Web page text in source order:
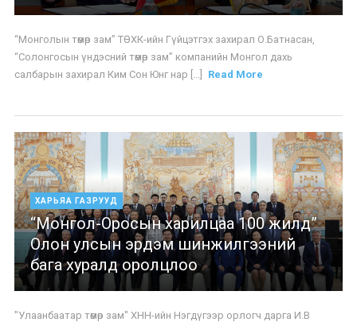
“Монголын төмөр зам” ТӨХК-ийн Гүйцэтгэх захирал О.Батнасан,
“Солонгосын үндэсний төмөр зам” компанийн Монгол дахь
салбарын захирал Ким Сон Юнг нар [...]
Read More
ХАРЬЯА ГАЗРУУД
“Монгол-Оросын харилцаа 100 жилд”
Олон улсын эрдэм шинжилгээний
бага хуралд оролцлоо
"Улаанбаатар төмөр зам" ХНН-ийн Нэгдүгээр орлогч дарга И.В